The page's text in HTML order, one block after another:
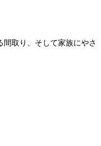
取り、そして家族にやさ